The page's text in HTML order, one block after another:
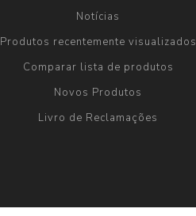
Notícias
Produtos recentemente visualizados
Comparar lista de produtos
Novos Produtos
Livro de Reclamações